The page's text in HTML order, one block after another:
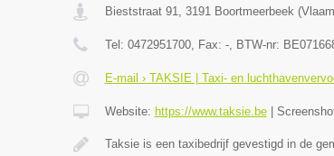
Bieststraat 91, 3191 Boortmeerbeek(
Tel: 0472951700, Fax: -, BTW-nr:
E-mail › TAKSIE | Taxi- en
Website: https://www.taksie.be|
Taksie is een taxibedrijf gevestigd in de